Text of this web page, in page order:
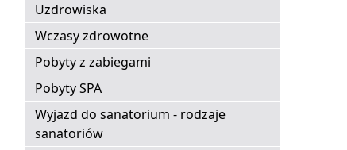
Uzdrowiska
Wczasy zdrowotne
Pobyty z zabiegami
Pobyty SPA
Wyjazd do sanatorium - rodzaje
sanatoriów